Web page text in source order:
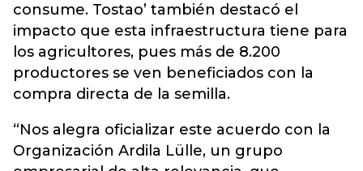
consume. Tostao’ también destacó el
impacto que esta infraestructura tiene para
los agricultores, pues más de 8.200
productores se ven beneficiados con la
compra directa de la semilla.
“Nos alegra oficializar este acuerdo con la
Organización Ardila Lülle, un grupo